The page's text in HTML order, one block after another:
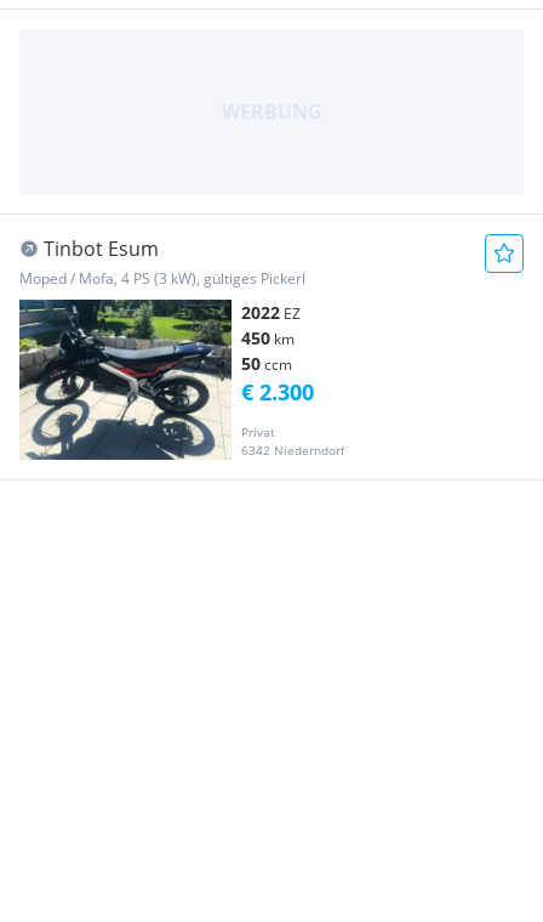
Tinbot Esum
Moped / Mofa, 4 PS (3 kW), gültiges Pickerl
2022 EZ
450 km
50ccm
Privat
6342 Niederndorf
€ 2.300